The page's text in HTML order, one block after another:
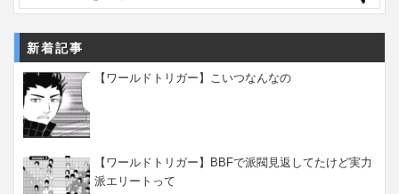
新着記事
【ワールドトリガー】こいつなんなの
【ワールドトリガー】BBFで派閥見返してたけど実力
派エリートって